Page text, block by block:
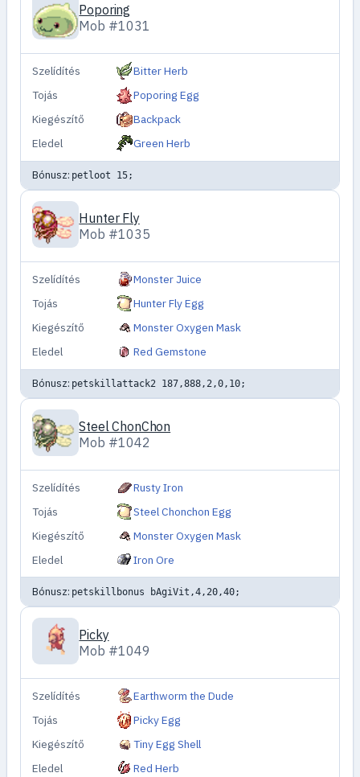
Poporing
Mob #1031
Szelídítés
Bitter Herb
Tojás
Poporing Egg
Kiegészítő
Backpack
Eledel
Green Herb
Bónusz: petloot 15;
Hunter Fly
Mob #1035
Szelídítés
Monster Juice
Tojás
Hunter Fly Egg
Kiegészítő
Monster Oxygen Mask
Eledel
Red Gemstone
Bónusz: petskillattack2 187,888,2,0,10;
Steel ChonChon
Mob #1042
Szelídítés
Rusty Iron
Tojás
Steel Chonchon Egg
Kiegészítő
Monster Oxygen Mask
Eledel
Iron Ore
Bónusz: petskillbonus bAgiVit,4,20,40;
Picky
Mob #1049
Szelídítés
Earthworm the Dude
Tojás
Picky Egg
Kiegészítő
Tiny Egg Shell
Eledel
Red Herb